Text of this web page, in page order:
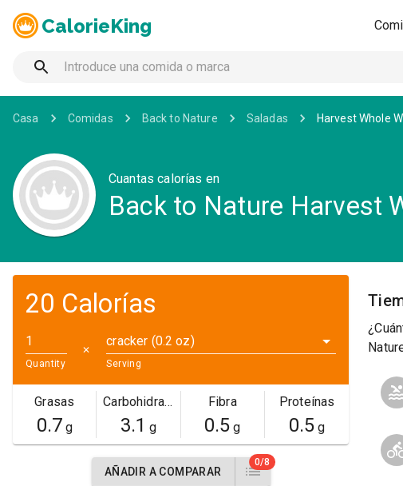
CalorieKing
Casa Comidas Back to Nature Saladas Harvest Whole
Cuantas calorías en
Back to Nature Harvest
20 Calorías
Quantity
✕
cracker (0.2 oz)
Serving
Grasas
0.7 g
Carbohidratos
3.1 g
Fibra
0.5 g
Proteínas
0.5g
AÑADIR A COMPARAR
0/8